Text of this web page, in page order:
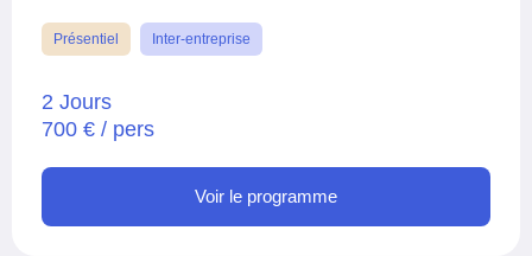
Présentiel Inter-entreprise
2 Jours
700 € / pers
Voir le programme